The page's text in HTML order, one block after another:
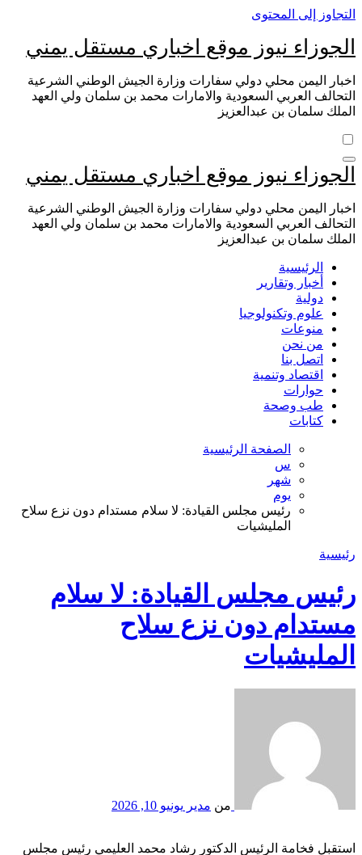
التجاوز إلى المحتوى
الجوزاء نيوز موقع اخباري مستقل يمني
اخبار اليمن محلي دولي سفارات وزارة الجيش الوطني الشرعية
التحالف العربي السعودية والامارات محمد بن سلمان ولي العهد
الملك سلمان بن عبدالعزيز
الجوزاء نيوز موقع اخباري مستقل يمني
اخبار اليمن محلي دولي سفارات وزارة الجيش الوطني الشرعية
التحالف العربي السعودية والامارات محمد بن سلمان ولي العهد
الملك سلمان بن عبدالعزيز
الرئيسية
أخبار وتقارير
دولية
علوم وتكنولوجيا
منوعات
من نحن
اتصل بنا
اقتصاد وتنمية
حوارات
طب وصحة
كتابات
الصفحة الرئيسية
س
شهر
يوم
رئيس مجلس القيادة: لا سلام مستدام دون نزع سلاح
المليشيات
رئيسية
رئيس مجلس القيادة: لا سلام
مستدام دون نزع سلاح
المليشيات
من مدير يونيو 10, 2026